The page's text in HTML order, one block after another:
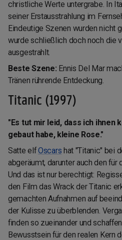
christliche Werte untergrabe. In
seiner Erstausstrahlung im
Eindeutige Szenen wurden nicht
wurde schließlich doch noch die
ausgestrahlt.
Beste Szene: Ennis Del Mar
Tränen rührende Entdeckung.
Titanic (1997)
"Es tut mir leid, dass ich ihnen
gebaut habe, kleine Rose."
Satte elfOscars hat "Titanic" bei
abgeräumt, darunter auch den
Und das ist nur berechtigt:
den Film das Wrack der Titanic
gemachten Aufnahmen auf
der Kulisse zu überblenden.
finden so zueinander und
Bewusstsein für den realen Kern